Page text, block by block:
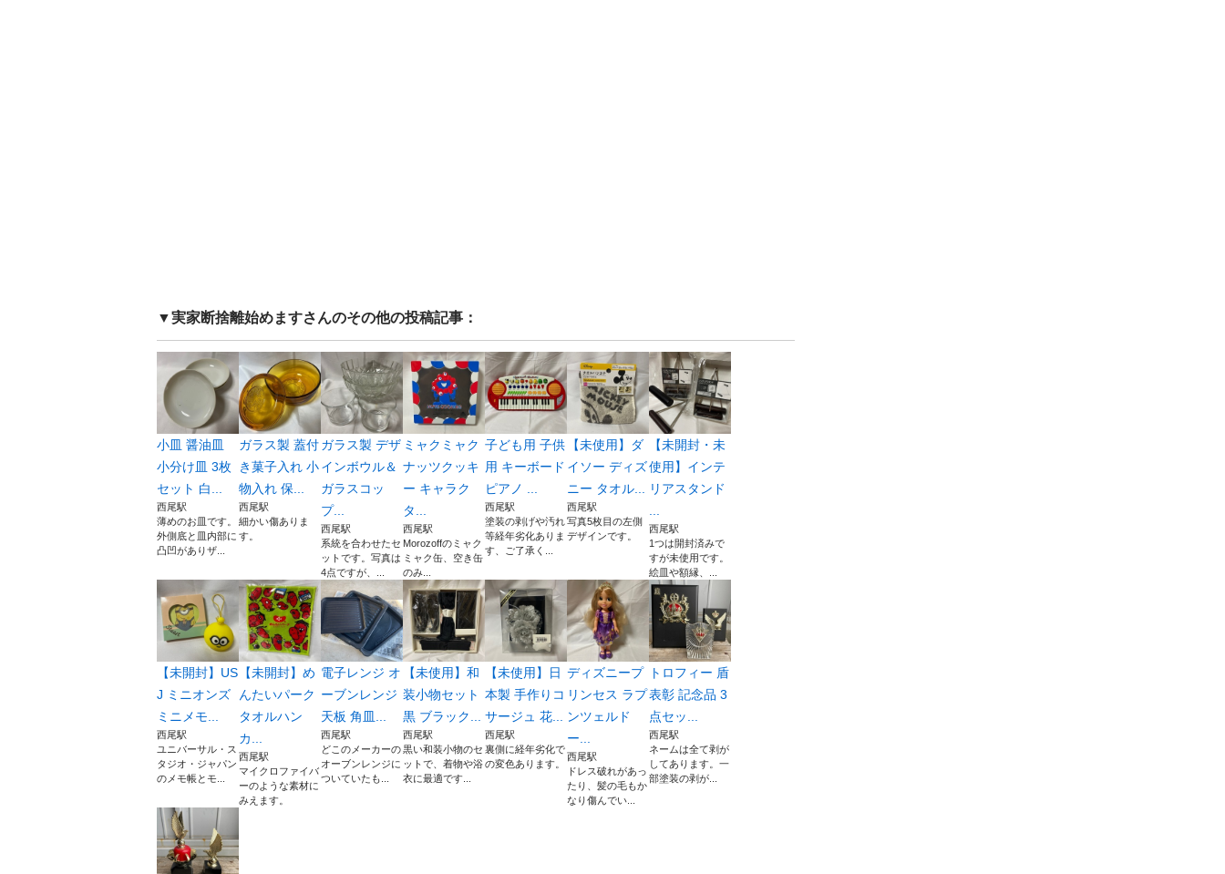
▼実家断捨離始めますさんのその他の投稿記事：
小皿 醤油皿
小分け皿 3枚
セット 白...
西尾駅
薄めのお皿です。
外側底と皿内部に
凸凹がありザ...
ガラス製 蓋付
き菓子入れ 小
物入れ 保...
西尾駅
細かい傷ありま
す。
ガラス製 デザ
インボウル＆
ガラスコッ
プ...
西尾駅
系統を合わせたセ
ットです。写真は
4点ですが、...
ミャクミャク
ナッツクッキ
ー キャラク
タ...
西尾駅
Morozoffのミャク
ミャク缶、空き缶
のみ...
子ども用 子供
用 キーボード
ピアノ ...
西尾駅
塗装の剥げや汚れ
等経年劣化ありま
す、ご了承く...
【未使用】ダ
イソー ディズ
ニー タオル...
西尾駅
写真5枚目の左側
デザインです。
【未開封・未
使用】インテ
リアスタンド
西尾駅
1つは開封済みで
すが未使用です。
絵皿や額縁、...
【未開封】US
J ミニオンズ
ミニメモ...
西尾駅
ユニバーサル・ス
タジオ・ジャパン
のメモ帳とモ...
【未開封】め
んたいパーク
タオルハン
カ...
西尾駅
マイクロファイバ
ーのような素材に
みえます。
電子レンジ オ
ーブンレンジ
天板 角皿...
西尾駅
どこのメーカーの
オーブンレンジに
ついていたも...
【未使用】和
装小物セット
黒 ブラック...
西尾駅
黒い和装小物のセ
ットで、着物や浴
衣に最適です...
【未使用】日
本製 手作りコ
サージュ 花...
西尾駅
裏側に経年劣化で
の変色あります。
ディズニープ
リンセス ラプ
ンツェルド
ー...
西尾駅
ドレス破れがあっ
たり、髪の毛もか
なり傷んでい...
トロフィー 盾
表彰 記念品 3
点セッ...
西尾駅
ネームは全て剥が
してあります。一
部塗装の剥が...